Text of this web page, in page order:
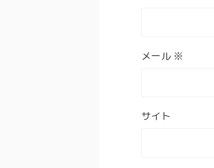
メール ※
サイト